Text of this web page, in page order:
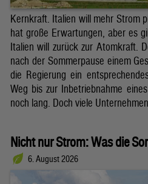
Kernkraft. Italien will mehr Strom
hat große Erwartungen, aber es
Italien will zurück zur Atomkraft.
nach der Sommerpause einem
die Regierung ein
Weg bis zur Inbetriebnahme
noch lang. Doch viele
Nicht nur Strom: Was die
6. August 2026